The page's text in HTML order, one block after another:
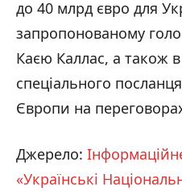
до 40 млрд євро для
запропонованому
Каєю Каллас, а також
спеціального
Європи на
Джерело:
«Українські